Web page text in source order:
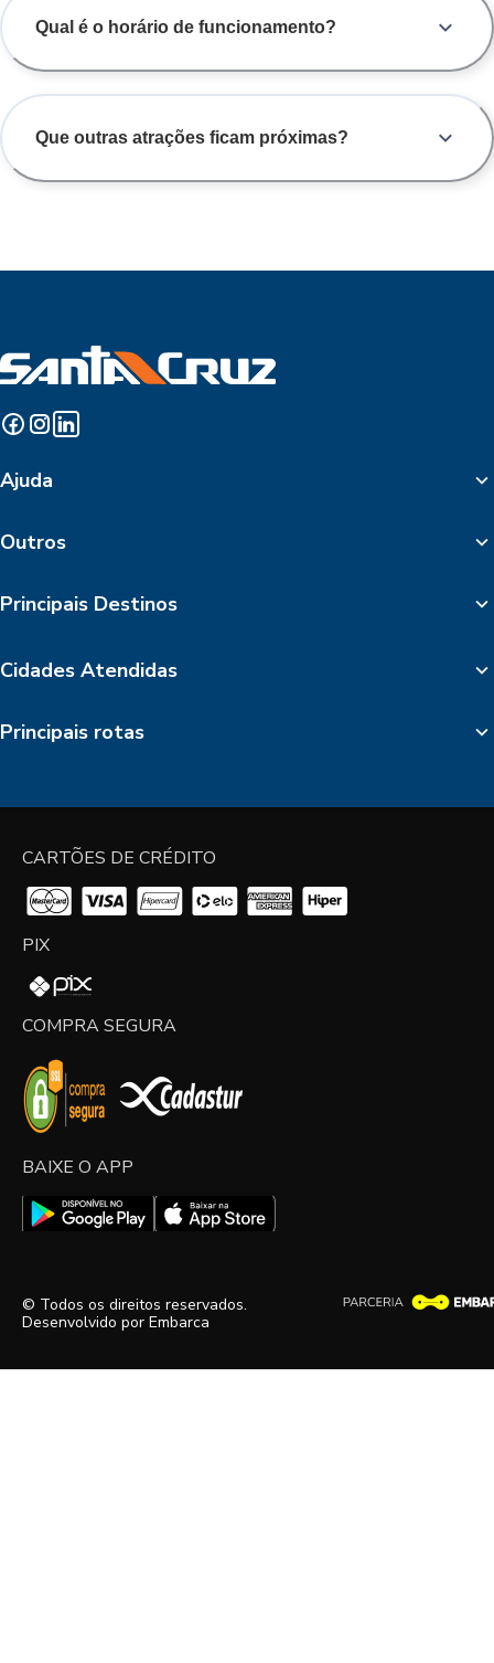
Qual é o horário de funcionamento?
Que outras atrações ficam próximas?
Ajuda
Outros
Principais Destinos
Cidades Atendidas
Principais rotas
CARTÕES DE CRÉDITO
PIX
COMPRA SEGURA
BAIXE O APP
© Todos os direitos reservados.
Desenvolvido por Embarca